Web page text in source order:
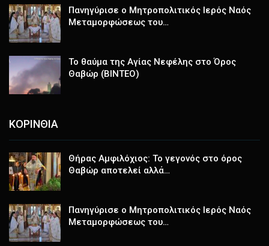
Πανηγύρισε ο Μητροπολιτικός Ιερός Ναός
Μεταμορφώσεως του…
Το θαύμα της Αγίας Νεφέλης στο Όρος
Θαβώρ (ΒΙΝΤΕΟ)
ΚΟΡΙΝΘΙΑ
Θήρας Αμφιλόχιος: Το γεγονός στο όρος
Θαβώρ αποτελεί αλλά…
Πανηγύρισε ο Μητροπολιτικός Ιερός Ναός
Μεταμορφώσεως του…